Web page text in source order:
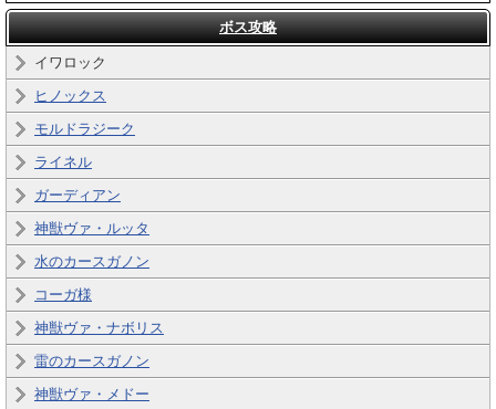
ボス攻略
イワロック
ヒノックス
モルドラジーク
ライネル
ガーディアン
神獣ヴァ・ルッタ
水のカースガノン
コーガ様
神獣ヴァ・ナボリス
雷のカースガノン
神獣ヴァ・メドー